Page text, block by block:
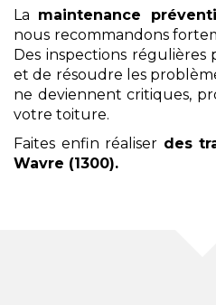
La maintenance
nous recommandons
Des inspections
et de résoudre les
ne deviennent critiques,
votre toiture.
Faites enfin réaliser des
Wavre (1300).